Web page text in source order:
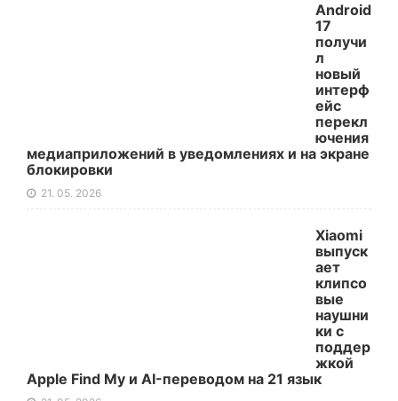
Android
17
получи
л
новый
интерф
ейс
перекл
ючения
медиаприложений в уведомлениях и на экране
блокировки
21. 05. 2026
Xiaomi
выпуск
ает
клипсо
вые
наушни
ки с
поддер
жкой
Apple Find My и AI-переводом на 21 язык